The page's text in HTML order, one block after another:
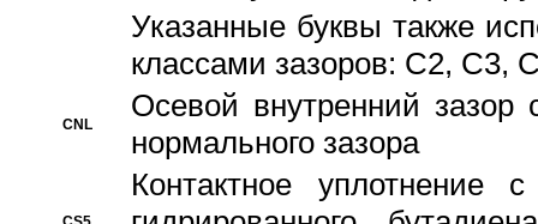
Указанные буквы также
классами зазоров: С2,
CNL
Осевой внутренний зазор
нормального зазора
Контактное уплотнение